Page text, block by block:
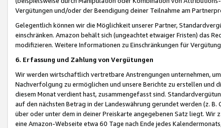
Vergütungen und/oder der Beendigung deiner Teilnahme am
Gelegentlich können wir die Möglichkeit unserer Partner,
einschränken. Amazon behält sich (ungeachtet etwaiger Fristen) das
modifizieren. Weitere Informationen zu Einschränkungen für
6. Erfassung und Zahlung von Vergütungen
Wir werden wirtschaftlich vertretbare Anstrengungen unternehmen,
Nachverfolgung zu ermöglichen und unsere Berichte zu erstellen und
diesem Monat verdient hast, zusammengefasst sind.
auf den nächsten Betrag in der Landeswährung gerundet werden (z.
über oder unter dem in deiner Preiskarte angegebenen Satz liegt.
eine Amazon-Webseite etwa 60 Tage nach Ende jedes